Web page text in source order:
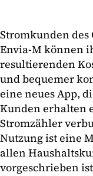
Stromkunden
Envia-M können
resultierenden
und bequemer
eine neues App,
Kunden erhalten
Stromzähler
Nutzung ist eine
allen
vorgeschrieben